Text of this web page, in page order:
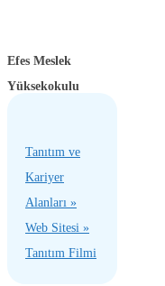
Efes Meslek
Yüksekokulu
Tanıtım ve
Kariyer
Alanları »
Web Sitesi »
Tanıtım Filmi